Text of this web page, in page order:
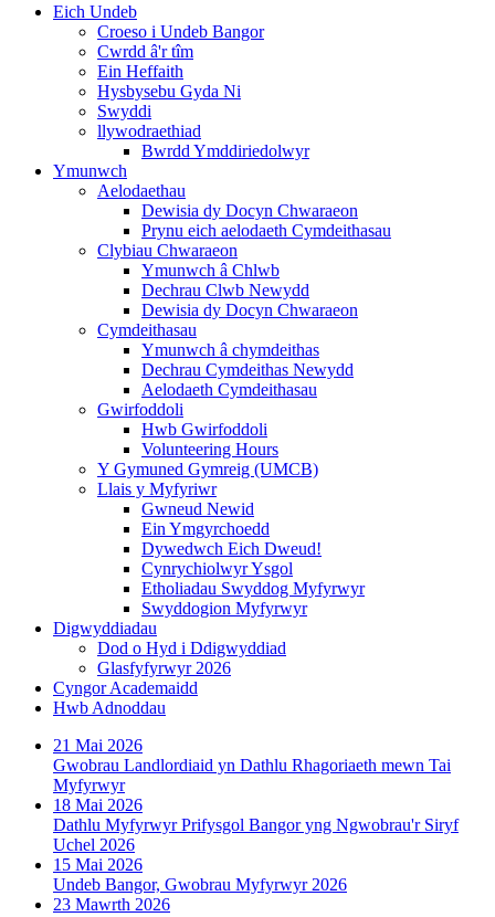
Eich Undeb
Croeso i Undeb Bangor
Cwrdd â'r tîm
Ein Heffaith
Hysbysebu Gyda Ni
Swyddi
llywodraethiad
Bwrdd Ymddiriedolwyr
Ymunwch
Aelodaethau
Dewisia dy Docyn Chwaraeon
Prynu eich aelodaeth Cymdeithasau
Clybiau Chwaraeon
Ymunwch â Chlwb
Dechrau Clwb Newydd
Dewisia dy Docyn Chwaraeon
Cymdeithasau
Ymunwch â chymdeithas
Dechrau Cymdeithas Newydd
Aelodaeth Cymdeithasau
Gwirfoddoli
Hwb Gwirfoddoli
Volunteering Hours
Y Gymuned Gymreig (UMCB)
Llais y Myfyriwr
Gwneud Newid
Ein Ymgyrchoedd
Dywedwch Eich Dweud!
Cynrychiolwyr Ysgol
Etholiadau Swyddog Myfyrwyr
Swyddogion Myfyrwyr
Digwyddiadau
Dod o Hyd i Ddigwyddiad
Glasfyfyrwyr 2026
Cyngor Academaidd
Hwb Adnoddau
21 Mai 2026
Gwobrau Landlordiaid yn Dathlu Rhagoriaeth mewn Tai
Myfyrwyr
18 Mai 2026
Dathlu Myfyrwyr Prifysgol Bangor yng Ngwobrau'r Siryf
Uchel 2026
15 Mai 2026
Undeb Bangor, Gwobrau Myfyrwyr 2026
23 Mawrth 2026